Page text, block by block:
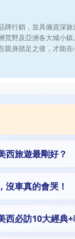
牌行銷，並具備資深
荒野及亞洲各大城小
身踏足之後，才能在
西旅遊最剛好？
沒車真的會哭！
西必訪10大經典